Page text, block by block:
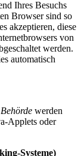
Ihres Besuchs
Browser sind so
akzeptieren, diese
von
werden.
automatisch
werden
Applets oder
Systeme)